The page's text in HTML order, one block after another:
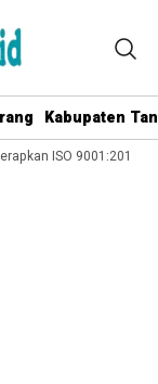
Kabupaten
ISO 9001:2015